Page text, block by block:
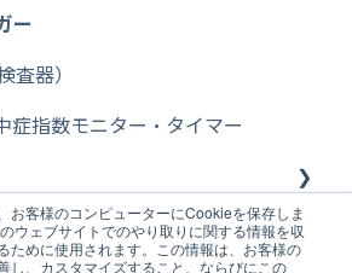
お客様のコンピューターにCookieを保存しま
ウェブサイトでのやり取りに関する情報を収
ために使用されます。この情報は、お客様の
し、カスタマイズすること、ならびにこの
銅】
イオナイザー）】
スイッチ】
】
バッテリー・ユニット】
ンド（ハードウェア）ライセンス
ー
査器）
症指数モニター・タイマー
重計